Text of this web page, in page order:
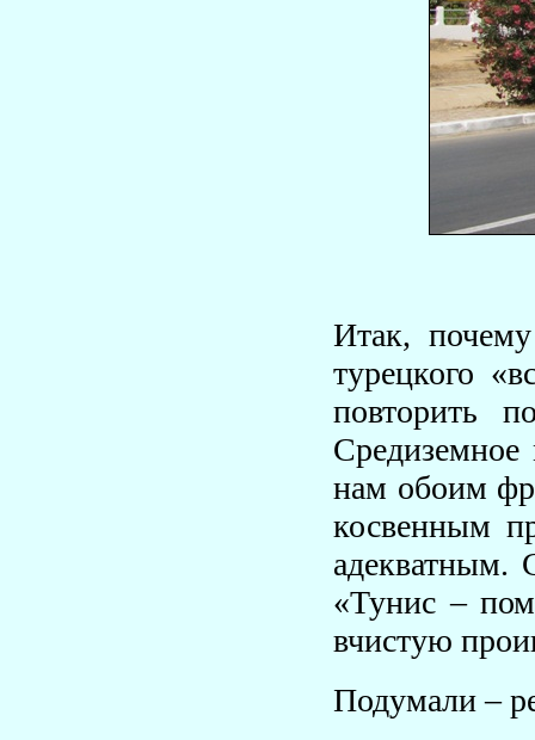
Итак,
турецкого
повторить
нам обоим
косвенным
адекватным.
«Тунис –
вчистую
Подумали –